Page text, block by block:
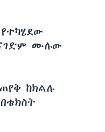
ሙሉው
ከክልሉ